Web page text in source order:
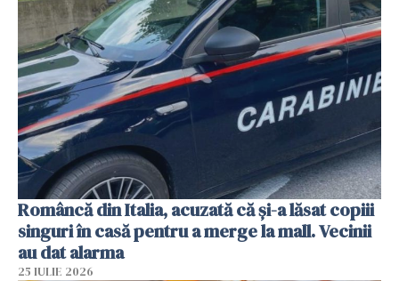
Româncă din Italia, acuzată că și-a lăsat copiii
singuri în casă pentru a merge la mall. Vecinii
au dat alarma
25 IULIE 2026